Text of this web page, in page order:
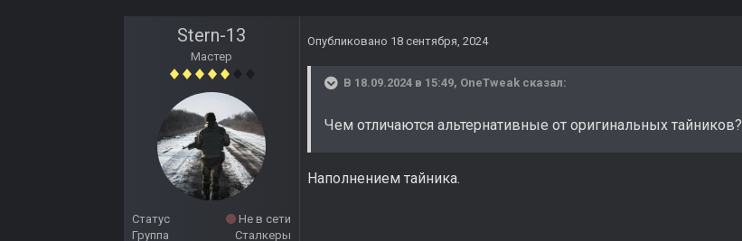
Stern-13
Мастер
Статус
Не в сети
Группа
Сталкеры
Опубликовано 18 сентября, 2024
В 18.09.2024 в 15:49, OneTweak сказал:
Чем отличаются альтернативные от оригинальных тайников?
Наполнением тайника.